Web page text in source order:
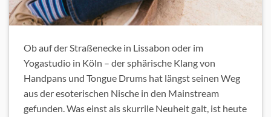
Ob auf der Straßenecke in Lissabon oder im
Yogastudio in Köln – der sphärische Klang von
Handpans und Tongue Drums hat längst seinen Weg
aus der esoterischen Nische in den Mainstream
gefunden. Was einst als skurrile Neuheit galt, ist heute